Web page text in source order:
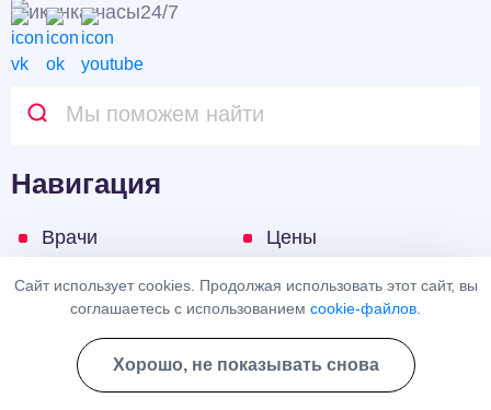
24/7
Навигация
Врачи
Цены
Акции
Согласие на
обработку
Сайт использует cookies. Продолжая использовать этот сайт, вы
соглашаетесь с использованием cookie-файлов
Хорошо, не показывать снова